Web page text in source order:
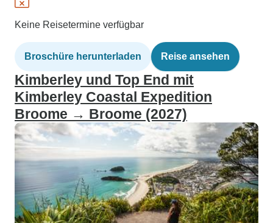
Keine Reisetermine verfügbar
Broschüre herunterladen Reise ansehen
Kimberley und Top End mit
Kimberley Coastal Expedition
Broome → Broome (2027)